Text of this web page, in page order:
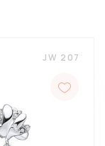
JW 207